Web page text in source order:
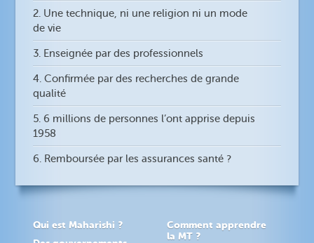
2. Une technique, ni une religion ni un mode
de vie
3. Enseignée par des professionnels
4. Confirmée par des recherches de grande
qualité
5. 6 millions de personnes l’ont apprise depuis
1958
6. Remboursée par les assurances santé ?
Qui est Maharishi ?
Comment apprendre
la MT ?